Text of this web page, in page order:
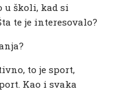
u školi, kad si
te je interesovalo?
to je sport,
Kao i svaka